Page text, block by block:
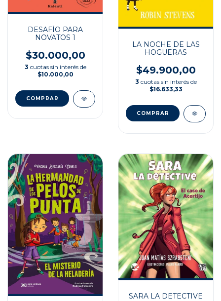
DESAFÍO PARA
NOVATOS 1
$30.000,00
3 cuotas sin interés de
$10.000,00
LA NOCHE DE LAS
HOGUERAS
$49.900,00
3 cuotas sin interés de
$16.633,33
SARA LA DETECTIVE